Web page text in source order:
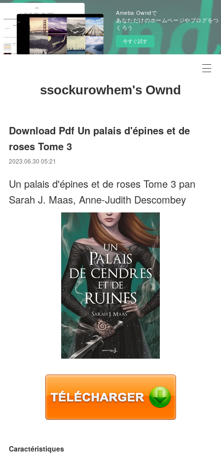
Ameba Owndで
あなただけのホームページやブログをつ
くろう
今すぐ試す
ssockurowhem's Ownd
Download Pdf Un palais d'épines et de
roses Tome 3
2023.06.30 05:21
Un palais d'épines et de roses Tome 3 pan
Sarah J. Maas, Anne-Judith Descombey
Caractéristiques